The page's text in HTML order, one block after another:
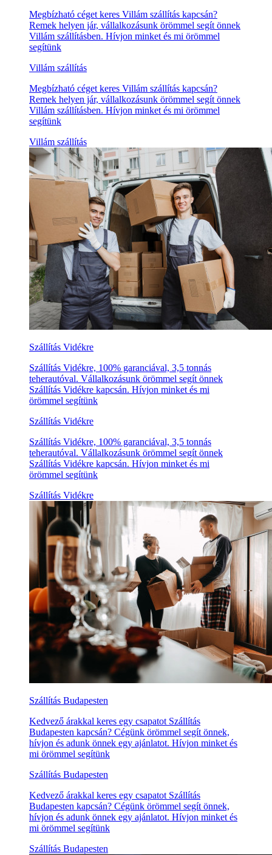
Megbízható céget keres Villám szállítás kapcsán?
Remek helyen jár, vállalkozásunk örömmel segít önnek
Villám szállításben. Hívjon minket és mi örömmel
segítünk
Villám szállítás
Megbízható céget keres Villám szállítás kapcsán?
Remek helyen jár, vállalkozásunk örömmel segít önnek
Villám szállításben. Hívjon minket és mi örömmel
segítünk
Villám szállítás
Szállítás Vidékre
Szállítás Vidékre, 100% garanciával, 3,5 tonnás
teherautóval. Vállalkozásunk örömmel segít önnek
Szállítás Vidékre kapcsán. Hívjon minket és mi
örömmel segítünk
Szállítás Vidékre
Szállítás Vidékre, 100% garanciával, 3,5 tonnás
teherautóval. Vállalkozásunk örömmel segít önnek
Szállítás Vidékre kapcsán. Hívjon minket és mi
örömmel segítünk
Szállítás Vidékre
Szállítás Budapesten
Kedvező árakkal keres egy csapatot Szállítás
Budapesten kapcsán? Cégünk örömmel segít önnek,
hívjon és adunk önnek egy ajánlatot. Hívjon minket és
mi örömmel segítünk
Szállítás Budapesten
Kedvező árakkal keres egy csapatot Szállítás
Budapesten kapcsán? Cégünk örömmel segít önnek,
hívjon és adunk önnek egy ajánlatot. Hívjon minket és
mi örömmel segítünk
Szállítás Budapesten